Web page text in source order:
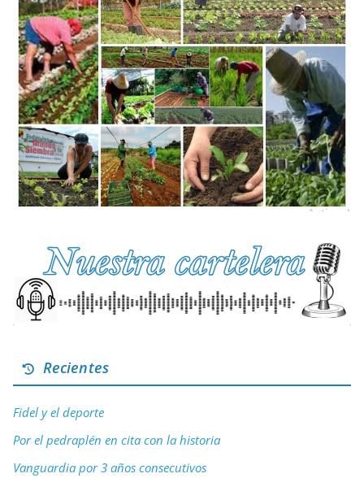
Recientes
Fidel y el deporte
Por el pedraplén en cita con la historia
Vanguardia por 3 años consecutivos